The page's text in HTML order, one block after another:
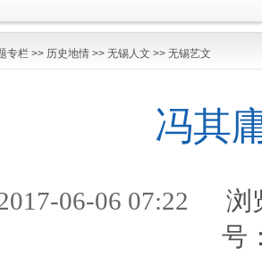
专栏 >> 历史地情 >> 无锡人文 >> 无锡艺文
冯其
06-06 07:22 浏
号